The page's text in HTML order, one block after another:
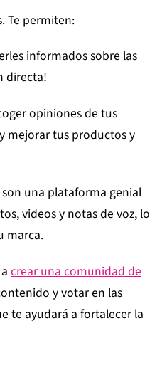
Te permiten:
informados sobre las
directa!
opiniones de tus
mejorar tus productos y
una plataforma genial
videos y notas de voz, lo
marca.
crear una comunidad de
y votar en las
te ayudará a fortalecer la